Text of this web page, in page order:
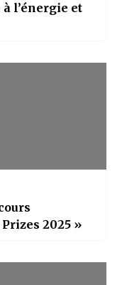
l’énergie et
2025 »